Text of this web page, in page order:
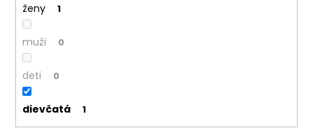
ženy 1
muži 0
deti 0
dievčatá 1